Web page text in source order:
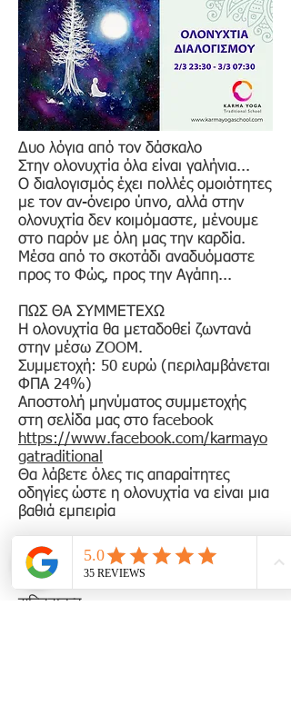
Δυο λόγια από τον δάσκαλο
Στην ολονυχτία όλα είναι γαλήνια...
Ο διαλογισμός έχει πολλές ομοιότητες
με τον αν-όνειρο ύπνο, αλλά στην
ολονυχτία δεν κοιμόμαστε, μένουμε
στο παρόν με όλη μας την καρδία.
Μέσα από το σκοτάδι αναδυόμαστε
προς το Φώς, προς την Αγάπη...
ΠΩΣ ΘΑ ΣΥΜΜΕΤΕΧΩ
Η ολονυχτία θα μεταδοθεί ζωντανά
στην μέσω ZOOM.
Συμμετοχή: 50 ευρώ (περιλαμβάνεται
ΦΠΑ 24%)
Αποστολή μηνύματος συμμετοχής
στη σελίδα μας στο facebook
https://www.facebook.com/karmayo
gatraditional
Θα λάβετε όλες τις απαραίτητες
οδηγίες ώστε η ολονυχτία να είναι μια
βαθιά εμπειρία
Karma Yoga
www.karmayogaschool.com
सच्चिदानन्द